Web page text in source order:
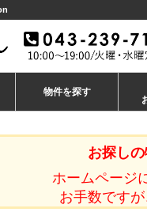
物件を探す
お探し
ホームページ
お手数です